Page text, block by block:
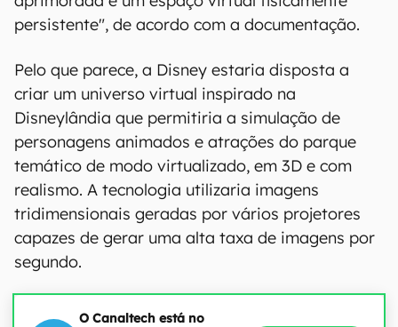
persistente", de acordo com a documentação.
Pelo que parece, a Disney estaria disposta a
criar um universo virtual inspirado na
Disneylândia que permitiria a simulação de
personagens animados e atrações do parque
temático de modo virtualizado, em 3D e com
realismo. A tecnologia utilizaria imagens
tridimensionais geradas por vários projetores
capazes de gerar uma alta taxa de imagens por
segundo.
O Canaltech está no